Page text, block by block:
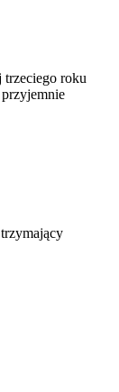
trzeciego roku